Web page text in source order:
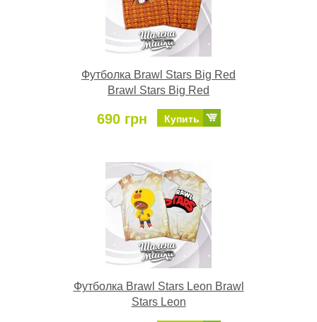
Футболка Brawl Stars Big Red
Brawl Stars Big Red
690 грн Купить
Футболка Brawl Stars Leon Brawl
Stars Leon